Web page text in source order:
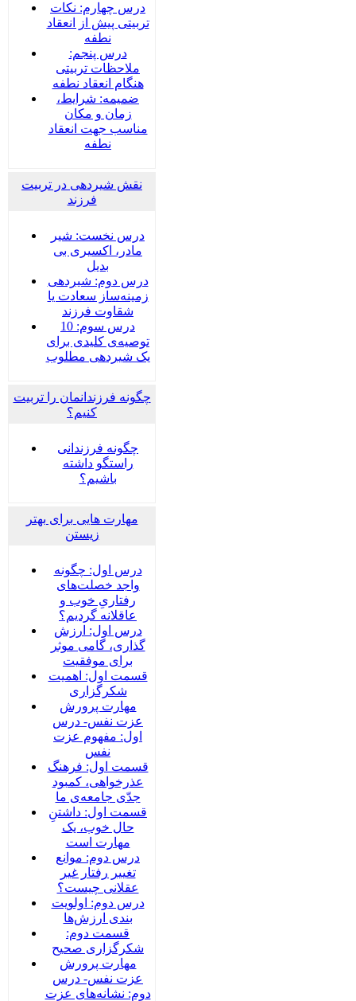
درس چهارم: نکات
تربیتی پیش از انعقاد
نطفه
درس پنجم:
ملاحظات تربیتی
هنگام انعقاد نطفه
ضمیمه‌: شرایط،
زمان و مکان
مناسب جهت انعقاد
نطفه
نقش شیردهی در تربیت
فرزند
درس نخست: شیر
مادر، اکسیری بی
بدیل
درس دوم: شیردهی
زمینه‌ساز سعادت یا
شقاوت فرزند
درس سوم: 10
توصیه‌ی کلیدی برای
یک شیردهی مطلوب
چگونه فرزندانمان را تربیت
کنیم؟
چگونه فرزندانی
راستگو داشته
باشیم؟
مهارت هایی برای بهتر
زیستن
درس اول: چگونه
واجد خصلت‌های
رفتاریِ خوب و
عاقلانه گردیم؟
درس اول: ارزش
گذاری، گامی موثر
برای موفقیت
قسمت اول: اهمیت
شکرگزاری
مهارت پرورش
عزت نفس- درس
اول: مفهوم عزت
نفس
قسمت اول: فرهنگ
عذرخواهی، کمبود
جدّی جامعه‌ی ما
قسمت اول: داشتنِ
حال خوب، یک
مهارت است
درس دوم: موانع
تغییر رفتار غیر
عقلانی چیست؟
درس دوم: اولویت
بندی ارزش‌ها
قسمت دوم:
شکرگزاری صحیح
مهارت پرورش
عزت نفس- درس
دوم: نشانه‌های عزت